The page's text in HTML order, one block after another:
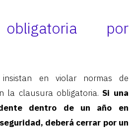
por
en violar normas de
la clausura obligatoria.Si una
dentro de un año en
deberá cerrar por un